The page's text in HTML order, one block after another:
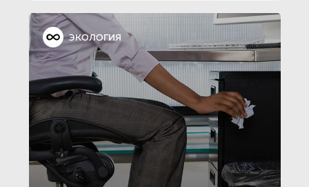
ЭКОЛОГИЯ